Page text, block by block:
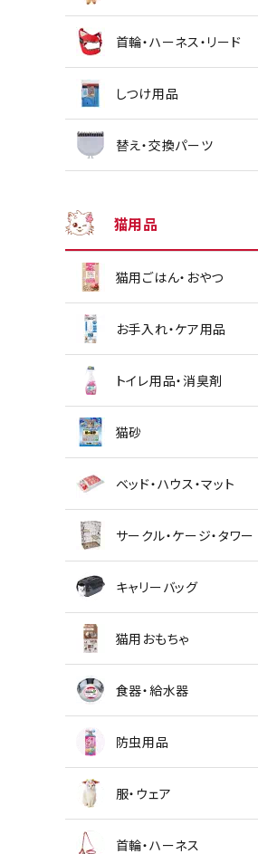
首輪・ハーネス・リード
しつけ用品
替え・交換パーツ
猫用品
猫用ごはん・おやつ
お手入れ・ケア用品
トイレ用品・消臭剤
猫砂
ベッド・ハウス・マット
サークル・ケージ・タワー
キャリーバッグ
猫用おもちゃ
食器・給水器
防虫用品
服・ウェア
首輪・ハーネス